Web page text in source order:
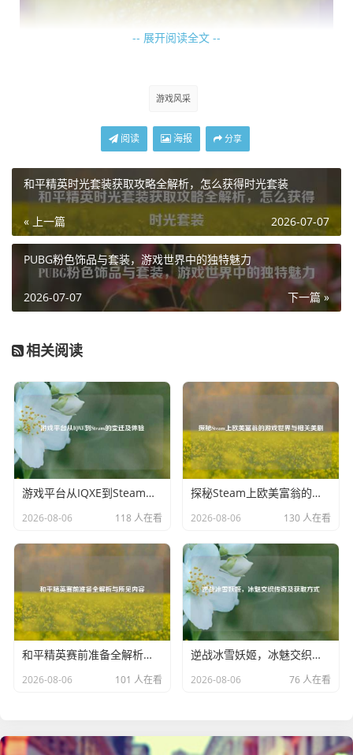
中，它能让玩家更迅速且准确地捕捉到重要提示，而不会因
杀提示能让玩家第一时间知晓敌人的动向，从而做出更及时
透明信息框的设计也与游戏整体的风格更加融合,它能巧妙地
融入游戏场景之中，仿佛是游戏画面自然生长出来的一部
分，而不是生硬的添加，这种融合不仅提升了游戏的美观
度，还让玩家在游戏过程中感受到一种更加和谐、流畅的体
验。
透明信息框的个性化设置也为玩家提供了更多的自主空间,玩
使其更符合自己的操作习惯和视觉偏好。
采，让玩家在享受游戏乐趣的同时，也能拥有更加舒适、精
彩的视觉与操作体验，它无疑是游戏开发者为玩家精心打造
的又一贴心设计，进一步丰富了这款游戏的魅力内涵。
-- 展开阅读全文 --
游戏风采
阅读 海报 分享
和平精英时光套装获取攻略全解析，怎么获得时光套装
« 上一篇 2026-07-07
PUBG粉色饰品与套装，游戏世界中的独特魅力
下一篇 »
2026-07-07
相关阅读
游戏平台从IQXE到Steam的变迁及体验
2026-08-06 118 人在看
探秘Steam上欧美富翁的游戏世界与相关美剧
2026-08-06 130 人在看
和平精英赛前准备全解析与所见内容
2026-08-06 101 人在看
逆战冰雪妖姬，冰魅交织传奇及获取方式
2026-08-06 76 人在看